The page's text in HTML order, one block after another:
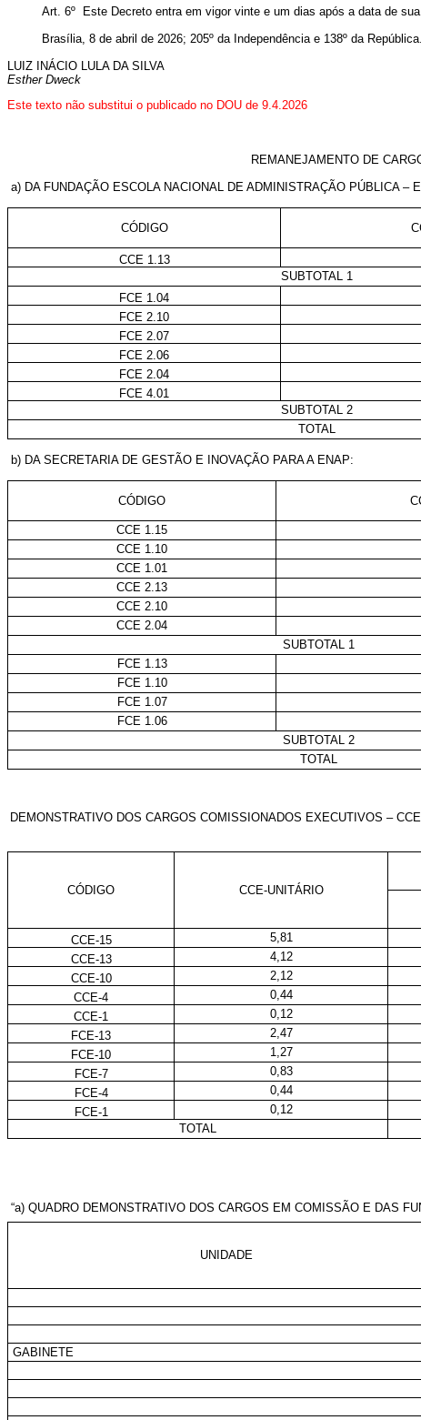
Art. 6º Este Decreto entra em vigor vinte e um dias após a data de
Brasília, 8 de abril de 2026; 205º da Independência e 138º da República.
LUIZ INÁCIO LULA DA SILVA
Esther Dweck
Este texto não substitui o publicado no DOU de 9.4.2026
REMANEJAMENTO DE
a) DA FUNDAÇÃO ESCOLA NACIONAL DE ADMINISTRAÇÃO PÚBLICA
CÓDIGO
CCE 1.13
SUBTOTAL 1
FCE 1.04
FCE 2.10
FCE 2.07
FCE 2.06
FCE 2.04
FCE 4.01
SUBTOTAL 2
TOTAL
b) DA SECRETARIA DE GESTÃO E INOVAÇÃO PARA A ENAP:
CÓDIGO
CCE 1.15
CCE 1.10
CCE 1.01
CCE 2.13
CCE 2.10
CCE 2.04
SUBTOTAL 1
FCE 1.13
FCE 1.10
FCE 1.07
FCE 1.06
SUBTOTAL 2
TOTAL
DEMONSTRATIVO DOS CARGOS COMISSIONADOS EXECUTIVOS –
CÓDIGO CCE-UNITÁRIO
CCE-15 5,81
CCE-13
4,12
CCE-10
2,12
CCE-4
0,44
CCE-1
0,12
FCE-13
2,47
FCE-10
1,27
FCE-7
0,83
FCE-4
0,44
FCE-1
0,12
TOTAL
“a) QUADRO DEMONSTRATIVO DOS CARGOS EM COMISSÃO E DAS
UNIDADE
GABINETE